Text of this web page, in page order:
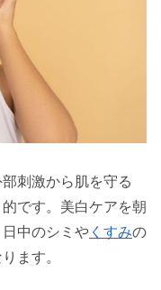
刺激から肌を守る
です。美白ケアを朝
中のシミや くすみの
ます。